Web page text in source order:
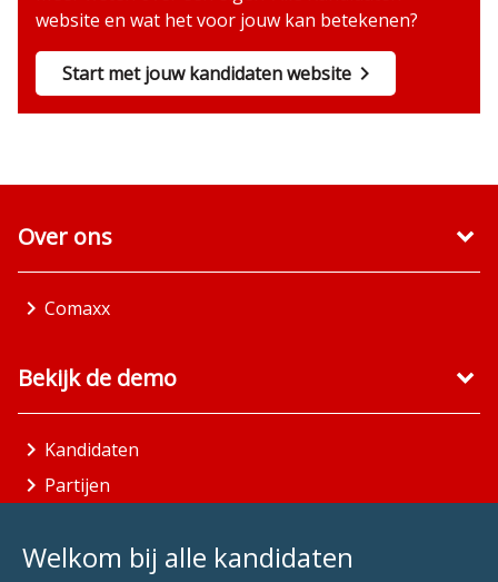
website en wat het voor jouw kan betekenen?
Start met jouw kandidaten website
Welkom bij alle kandidaten
Over ons
Comaxx
Bekijk de demo
Kandidaten
Partijen
Aandachtsgebieden